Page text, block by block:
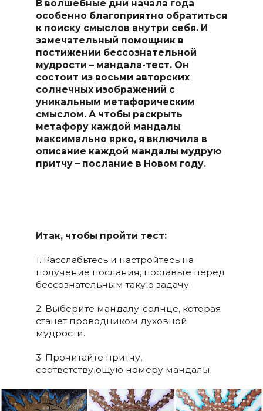
В волшебные дни начала года
особенно благоприятно обратиться
к поиску смыслов внутри себя. И
замечательный помощник в
постижении бессознательной
мудрости – мандала-тест. Он
состоит из восьми авторских
солнечных изображений с
уникальным метафорическим
смыслом. А чтобы раскрыть
метафору каждой мандалы
максимально ярко, я включила в
описание каждой мандалы мудрую
притчу – послание в Новом году.
Итак, чтобы пройти тест:
1. Расслабьтесь и настройтесь на
получение послания, поставьте перед
бессознательным такую задачу.
2. Выберите мандалу-солнце, которая
станет проводником духовной
мудрости.
3. Прочитайте притчу,
соответствующую номеру мандалы.